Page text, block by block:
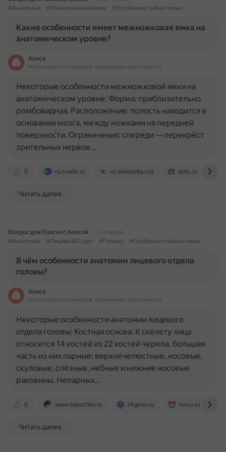
#Анатомия
#МежножковаяЯмка #ОсобенностиАнатомии
Какие особенности имеет межножковая ямка на
анатомическом уровне?
Алиса
На основе источников, возможны неточности
0 ru.ruwiki.ru ru.wikipedia.org kpfu.ru
Некоторые особенности межножковой ямки на
анатомическом уровне: Форма: приблизительно
ромбовидная. Расположение: полость находится в
основании мозга, между ножками на передней
поверхности. Ограничения: спереди — перекрёст
зрительных нервов…
Читать далее
Вопрос для Поиска с Алисой
12 января
#Анатомия
#ЛицевойОтдел #Голова #ОсобенностиАнатомии
В чём особенности анатомии лицевого отдела
головы?
Алиса
На основе источников, возможны неточности
0 www.topochka.ru irkgmu.ru rsmu.ru
Некоторые особенности анатомии лицевого
отдела головы: Костная основа. К скелету лица
относится 14 костей из 22 костей черепа, большая
часть из них парные: верхнечелюстные, носовые,
скуловые, слёзные, небные и нижние носовые
раковины. Непарных…
Читать далее